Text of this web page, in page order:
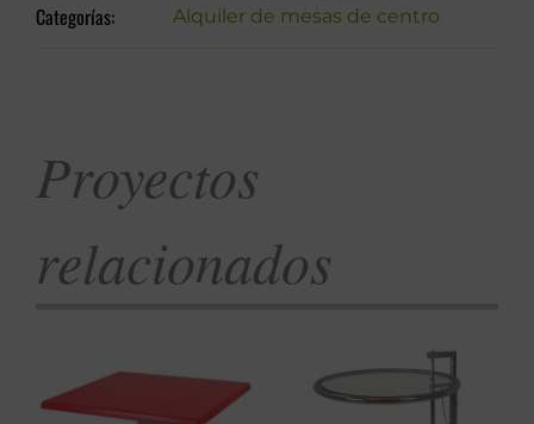
Categorías: Alquiler de mesas de centro
Proyectos
relacionados